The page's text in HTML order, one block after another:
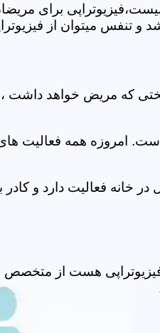
برای
تنفس میتوان از
که مریض خواهد
امروزه همه فعالیت های
خانه فعالیت دارد و
هست از متخصص